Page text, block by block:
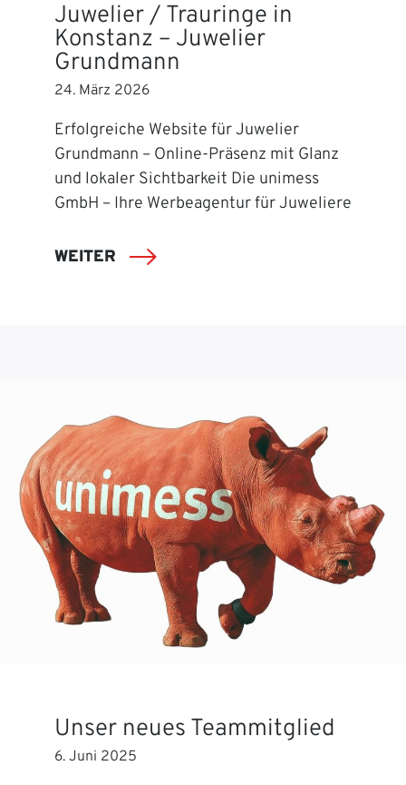
Juwelier / Trauringe in
Konstanz – Juwelier
Grundmann
24. März 2026
Erfolgreiche Website für Juwelier
Grundmann – Online-Präsenz mit Glanz
und lokaler Sichtbarkeit Die unimess
GmbH – Ihre Werbeagentur für Juweliere
WEITER
Unser neues Teammitglied
6. Juni 2025